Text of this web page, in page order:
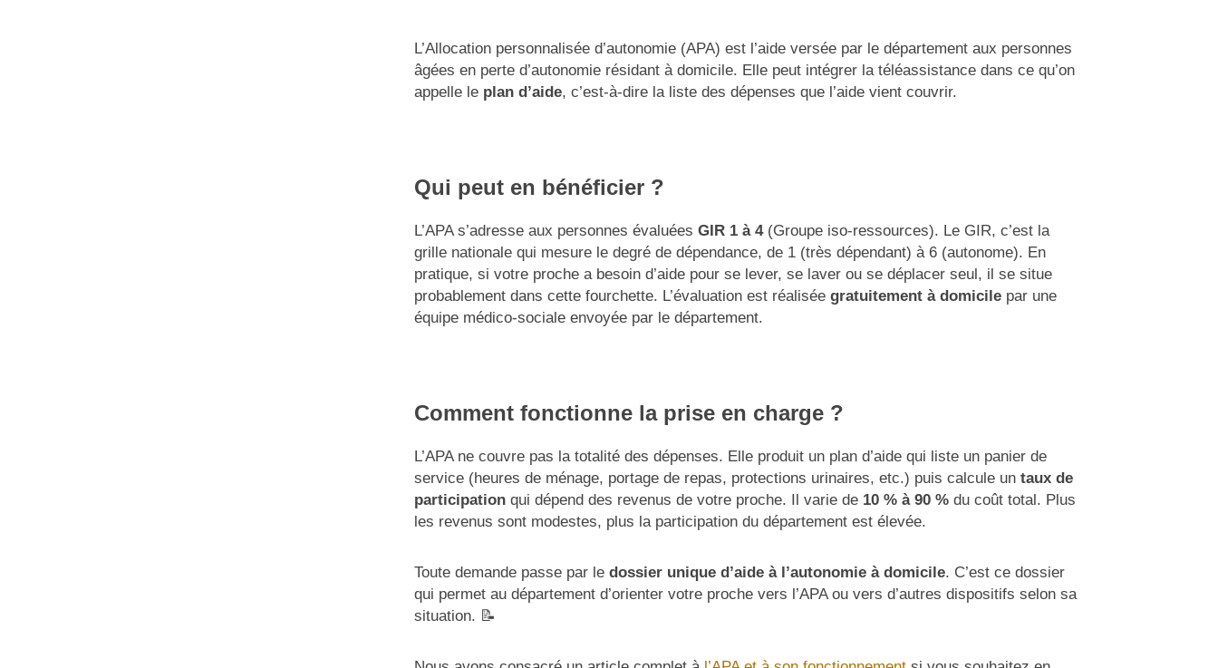
L’Allocation personnalisée d’autonomie (APA) est l’aide versée par le département aux personnes
âgées en perte d’autonomie résidant à domicile. Elle peut intégrer la téléassistance dans ce qu’on
appelle le plan d’aide, c’est-à-dire la liste des dépenses que l’aide vient couvrir.
Qui peut en bénéficier ?
L’APA s’adresse aux personnes évaluées GIR 1 à 4(Groupe iso-ressources). Le GIR, c’est la
grille nationale qui mesure le degré de dépendance, de 1 (très dépendant) à 6 (autonome). En
pratique, si votre proche a besoin d’aide pour se lever, se laver ou se déplacer seul, il se situe
probablement dans cette fourchette. L’évaluation est réalisée gratuitement à domicilepar une
équipe médico-sociale envoyée par le département.
Comment fonctionne la prise en charge ?
L’APA ne couvre pas la totalité des dépenses. Elle produit un plan d’aide qui liste un panier de
service (heures de ménage, portage de repas, protections urinaires, etc.) puis calcule untaux de
participationqui dépend des revenus de votre proche. Il varie de 10 % à 90 %du coût total. Plus
les revenus sont modestes, plus la participation du département est élevée.
Toute demande passe par le dossier unique d’aide à l’autonomie à domicile. C’est ce dossier
qui permet au département d’orienter votre proche vers l’APA ou vers d’autres dispositifs selon sa
situation. 📝